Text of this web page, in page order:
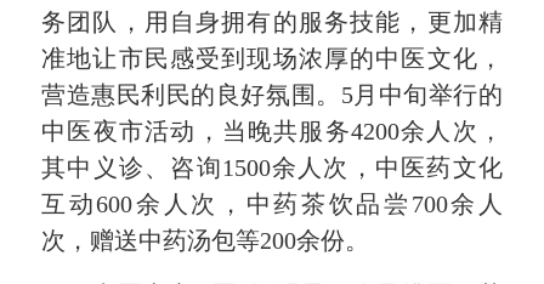
务团队，用自身拥有的服务技能，更加精
准地让市民感受到现场浓厚的中医文化，
营造惠民利民的良好氛围。5月中旬举行的
中医夜市活动，当晚共服务4200余人次，
其中义诊、咨询1500余人次，中医药文化
互动600余人次，中药茶饮品尝700余人
次，赠送中药汤包等200余份。